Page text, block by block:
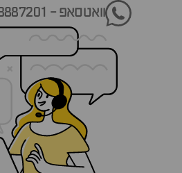
וואטסאפ - 054-3887201